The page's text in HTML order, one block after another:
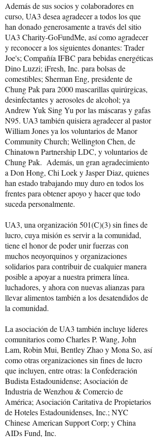
Además de sus socios y colaboradores en
curso, UA3 desea agradecer a todos los que
han donado generosamente a través del sitio
UA3 Charity-GoFundMe, así como agradecer
y reconocer a los siguientes donantes: Trader
Joe's; Compañía IFBC para bebidas energéticas
Dino Luzzi; iFresh, Inc. para bolsas de
comestibles; Sherman Eng, presidente de
Chung Pak para 2000 mascarillas quirúrgicas,
desinfectantes y aerosoles de alcohol; ya
Andrew Yuk Sing Yu por las máscaras y gafas
N95. UA3 también quisiera agradecer al pastor
William Jones ya los voluntarios de Manor
Community Church; Wellington Chen, de
Chinatown Partnership LDC, y voluntarios de
Chung Pak. Además, un gran agradecimiento
a Don Hong, Chi Loek y Jasper Diaz, quienes
han estado trabajando muy duro en todos los
frentes para obtener apoyo y hacer que todo
suceda personalmente.
UA3, una organización 501(C)(3) sin fines de
lucro, cuya misión es servir a la comunidad,
tiene el honor de poder unir fuerzas con
muchos neoyorquinos y organizaciones
solidarios para contribuir de cualquier manera
posible a apoyar a nuestra primera línea.
luchadores, y ahora con nuevas alianzas para
llevar alimentos también a los desatendidos de
la comunidad.
La asociación de UA3 también incluye líderes
comunitarios como Charles P. Wang, John
Lam, Robin Mui, Bentley Zhao y Mona So, así
como otras organizaciones sin fines de lucro
que incluyen, entre otras: la Confederación
Budista Estadounidense; Asociación de
Industria de Wenzhou & Comercio de
América; Asociación Caritativa de Propietarios
de Hoteles Estadounidenses, Inc.; NYC
Chinese American Support Corp; y China
AIDs Fund, Inc.